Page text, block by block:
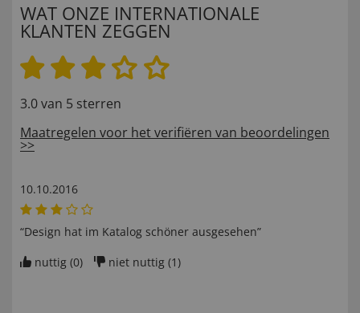
WAT ONZE INTERNATIONALE
KLANTEN ZEGGEN
3.0 van 5 sterren
Maatregelen voor het verifiëren van beoordelingen
>>
10.10.2016
“Design hat im Katalog schöner ausgesehen”
nuttig (0) niet nuttig (1)